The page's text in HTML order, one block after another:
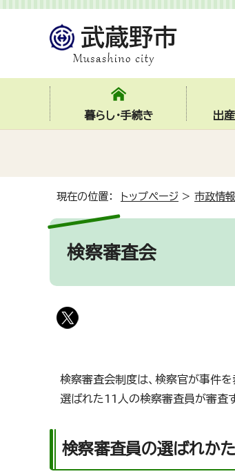
暮らし・手続き 出産
現在の位置： トップページ > 市政情報
検察審査会
検察審査会制度は、検察官が事件を
選ばれた11人の検察審査員が審査
検察審査員の選ばれか